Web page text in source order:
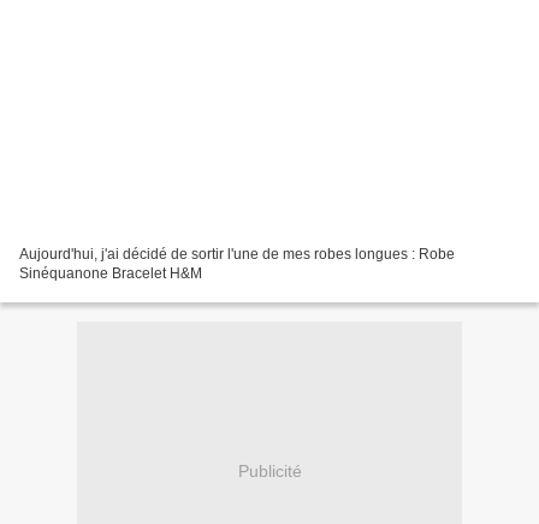
Aujourd'hui, j'ai décidé de sortir l'une de mes robes longues : Robe
Sinéquanone Bracelet H&M
Publicité